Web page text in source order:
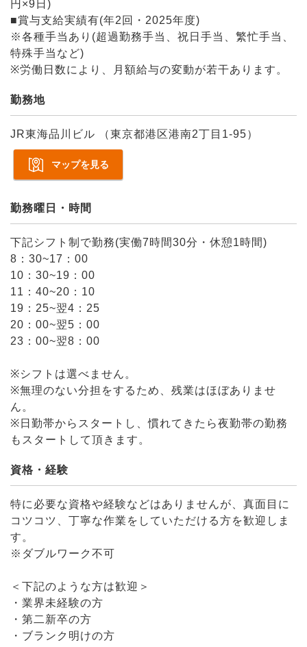
円×9日)
■賞与支給実績有(年2回・2025年度)
※各種手当あり(超過勤務手当、祝日手当、繁忙手当、
特殊手当など)
※労働日数により、月額給与の変動が若干あります。
勤務地
JR東海品川ビル （東京都港区港南2丁目1-95）
マップを見る
勤務曜日・時間
下記シフト制で勤務(実働7時間30分・休憩1時間)
8：30~17：00
10：30~19：00
11：40~20：10
19：25~翌4：25
20：00~翌5：00
23：00~翌8：00
※シフトは選べません。
※無理のない分担をするため、残業はほぼありませ
ん。
※日勤帯からスタートし、慣れてきたら夜勤帯の勤務
もスタートして頂きます。
資格・経験
特に必要な資格や経験などはありませんが、真面目に
コツコツ、丁寧な作業をしていただける方を歓迎しま
す。
※ダブルワーク不可
＜下記のような方は歓迎＞
・業界未経験の方
・第二新卒の方
・ブランク明けの方